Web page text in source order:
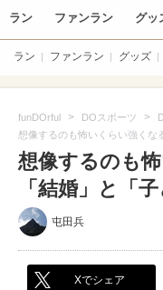
ラン ファンラン グッ
ラン ファンラン グッズ
funDOrful > DOスポーツ >
想像するのも怖いくらい強くな
想像するのも
「結婚」と「子
屯田兵
Xでシェア